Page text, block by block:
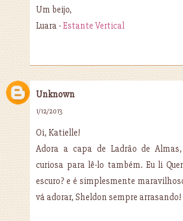
Um beijo,
Luara -Estante Vertical
Unknown
1/12/2013
Oi, Katielle!
Adora a capa de Ladrão de
curiosa para lê-lo também. Eu li
escuro? e é simplesmente
vá adorar, Sheldon sempre arrasando!